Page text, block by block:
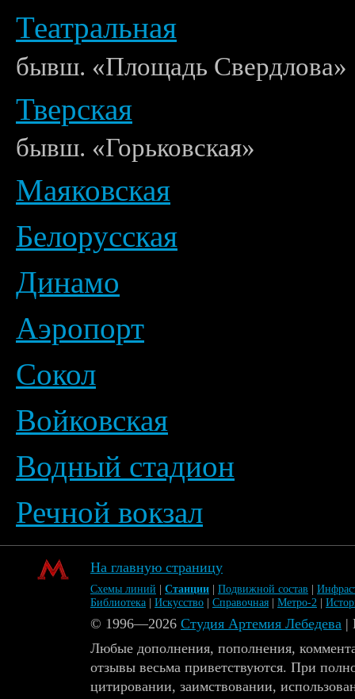
Театральная
бывш. «Площадь Свердлова»
Тверская
бывш. «Горьковская»
Маяковская
Белорусская
Динамо
Аэропорт
Сокол
Войковская
Водный стадион
Речной вокзал
На главную страницу
Схемы линий | Станции | Подвижной состав |
Библиотека | Искусство | Справочная | Метро-2 |
© 1996—2026 Студия Артемия Лебедева |
Любые дополнения, пополнения,
отзывы весьма приветствуются. При
цитировании, заимствовании,